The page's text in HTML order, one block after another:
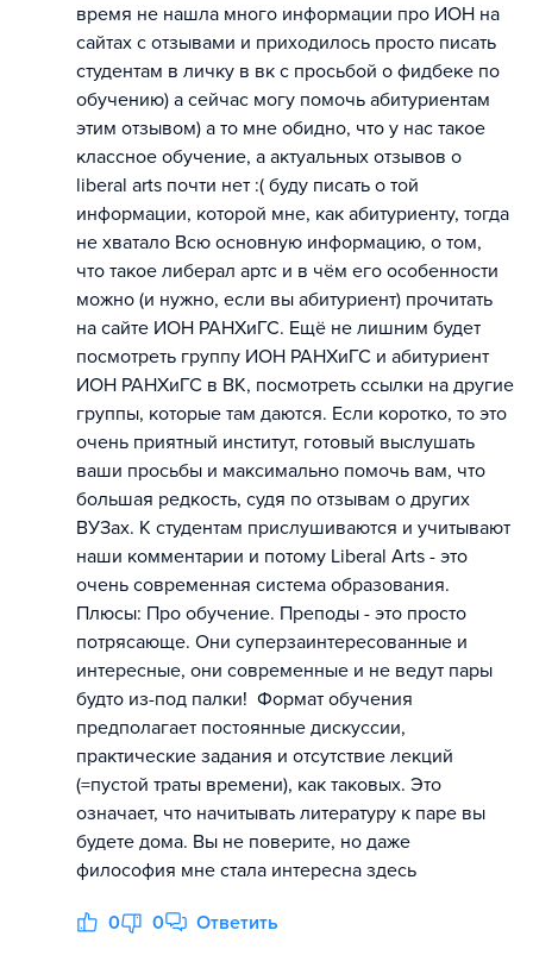
время не нашла много информации про ИОН на
сайтах с отзывами и приходилось просто писать
студентам в личку в вк с просьбой о фидбеке по
обучению) а сейчас могу помочь абитуриентам
этим отзывом) а то мне обидно, что у нас такое
классное обучение, а актуальных отзывов о
liberal arts почти нет :( буду писать о той
информации, которой мне, как абитуриенту, тогда
не хватало Всю основную информацию, о том,
что такое либерал артс и в чём его особенности
можно (и нужно, если вы абитуриент) прочитать
на сайте ИОН РАНХиГС. Ещё не лишним будет
посмотреть группу ИОН РАНХиГС и абитуриент
ИОН РАНХиГС в ВК, посмотреть ссылки на другие
группы, которые там даются. Если коротко, то это
очень приятный институт, готовый выслушать
ваши просьбы и максимально помочь вам, что
большая редкость, судя по отзывам о других
ВУЗах. К студентам прислушиваются и учитывают
наши комментарии и потому Liberal Arts - это
очень современная система образования.
Плюсы: Про обучение. Преподы - это просто
потрясающе. Они суперзаинтересованные и
интересные, они современные и не ведут пары
будто из-под палки! Формат обучения
предполагает постоянные дискуссии,
практические задания и отсутствие лекций
(=пустой траты времени), как таковых. Это
означает, что начитывать литературу к паре вы
будете дома. Вы не поверите, но даже
философия мне стала интересна здесь
0 0 Ответить